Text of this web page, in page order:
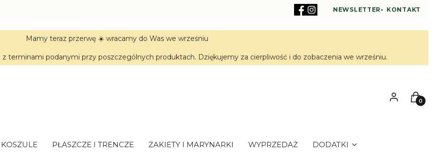
NEWSLETTER • KONTAKT
Mamy teraz przerwę ☀️ wracamy do Was we wrześniu
terminami podanymi przy poszczególnych produktach. Dziękujemy za cierpliwość i do zobaczenia we wrześniu.
Zaloguj sięKoszyk
PŁASZCZE I TRENCZE ŻAKIETY I MARYNARKI WYPRZEDAŻ DODATKI